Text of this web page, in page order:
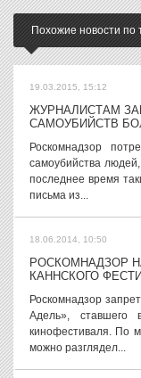
Похожие новости по
19.03.2015, 15:12
ЖУРНАЛИСТАМ
САМОУБИЙСТВ
Роскомнадзор
самоубийства
последнее время
письма из...
18.06.2014, 10:50
РОСКОМНАДЗОР
КАННСКОГО
Роскомнадзор
Адель», ставшего
кинофестиваля. По
можно разглядел...